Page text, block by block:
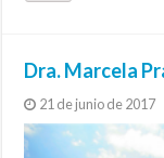
Dra. Marcela
21 de junio de 2017